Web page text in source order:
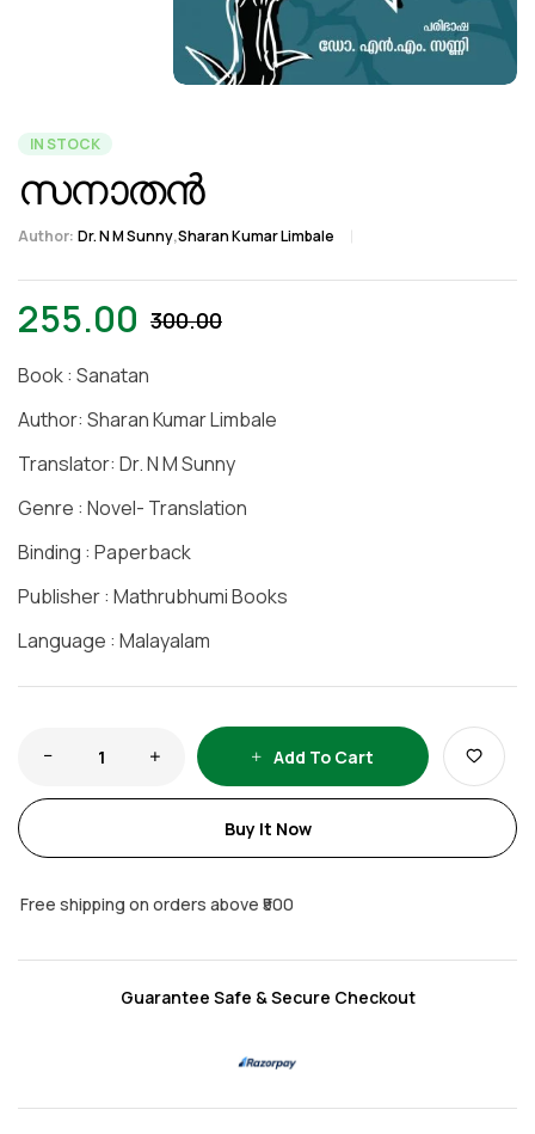
IN STOCK
സനാതൻ
Author: Dr. N M Sunny,Sharan Kumar Limbale
300.00
255.00
Book : Sanatan
Author: Sharan Kumar Limbale
Translator: Dr. N M Sunny
Genre : Novel- Translation
Binding : Paperback
Publisher : Mathrubhumi Books
Language : Malayalam
Add To Cart
Buy It Now
Free shipping on orders above ₹500
Guarantee Safe & Secure Checkout